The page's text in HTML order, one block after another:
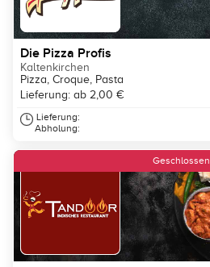
Die Pizza Profis
Kaltenkirchen
Pizza, Croque, Pasta
Lieferung: ab 2,00 €
Lieferung:
Abholung:
Geschlossen